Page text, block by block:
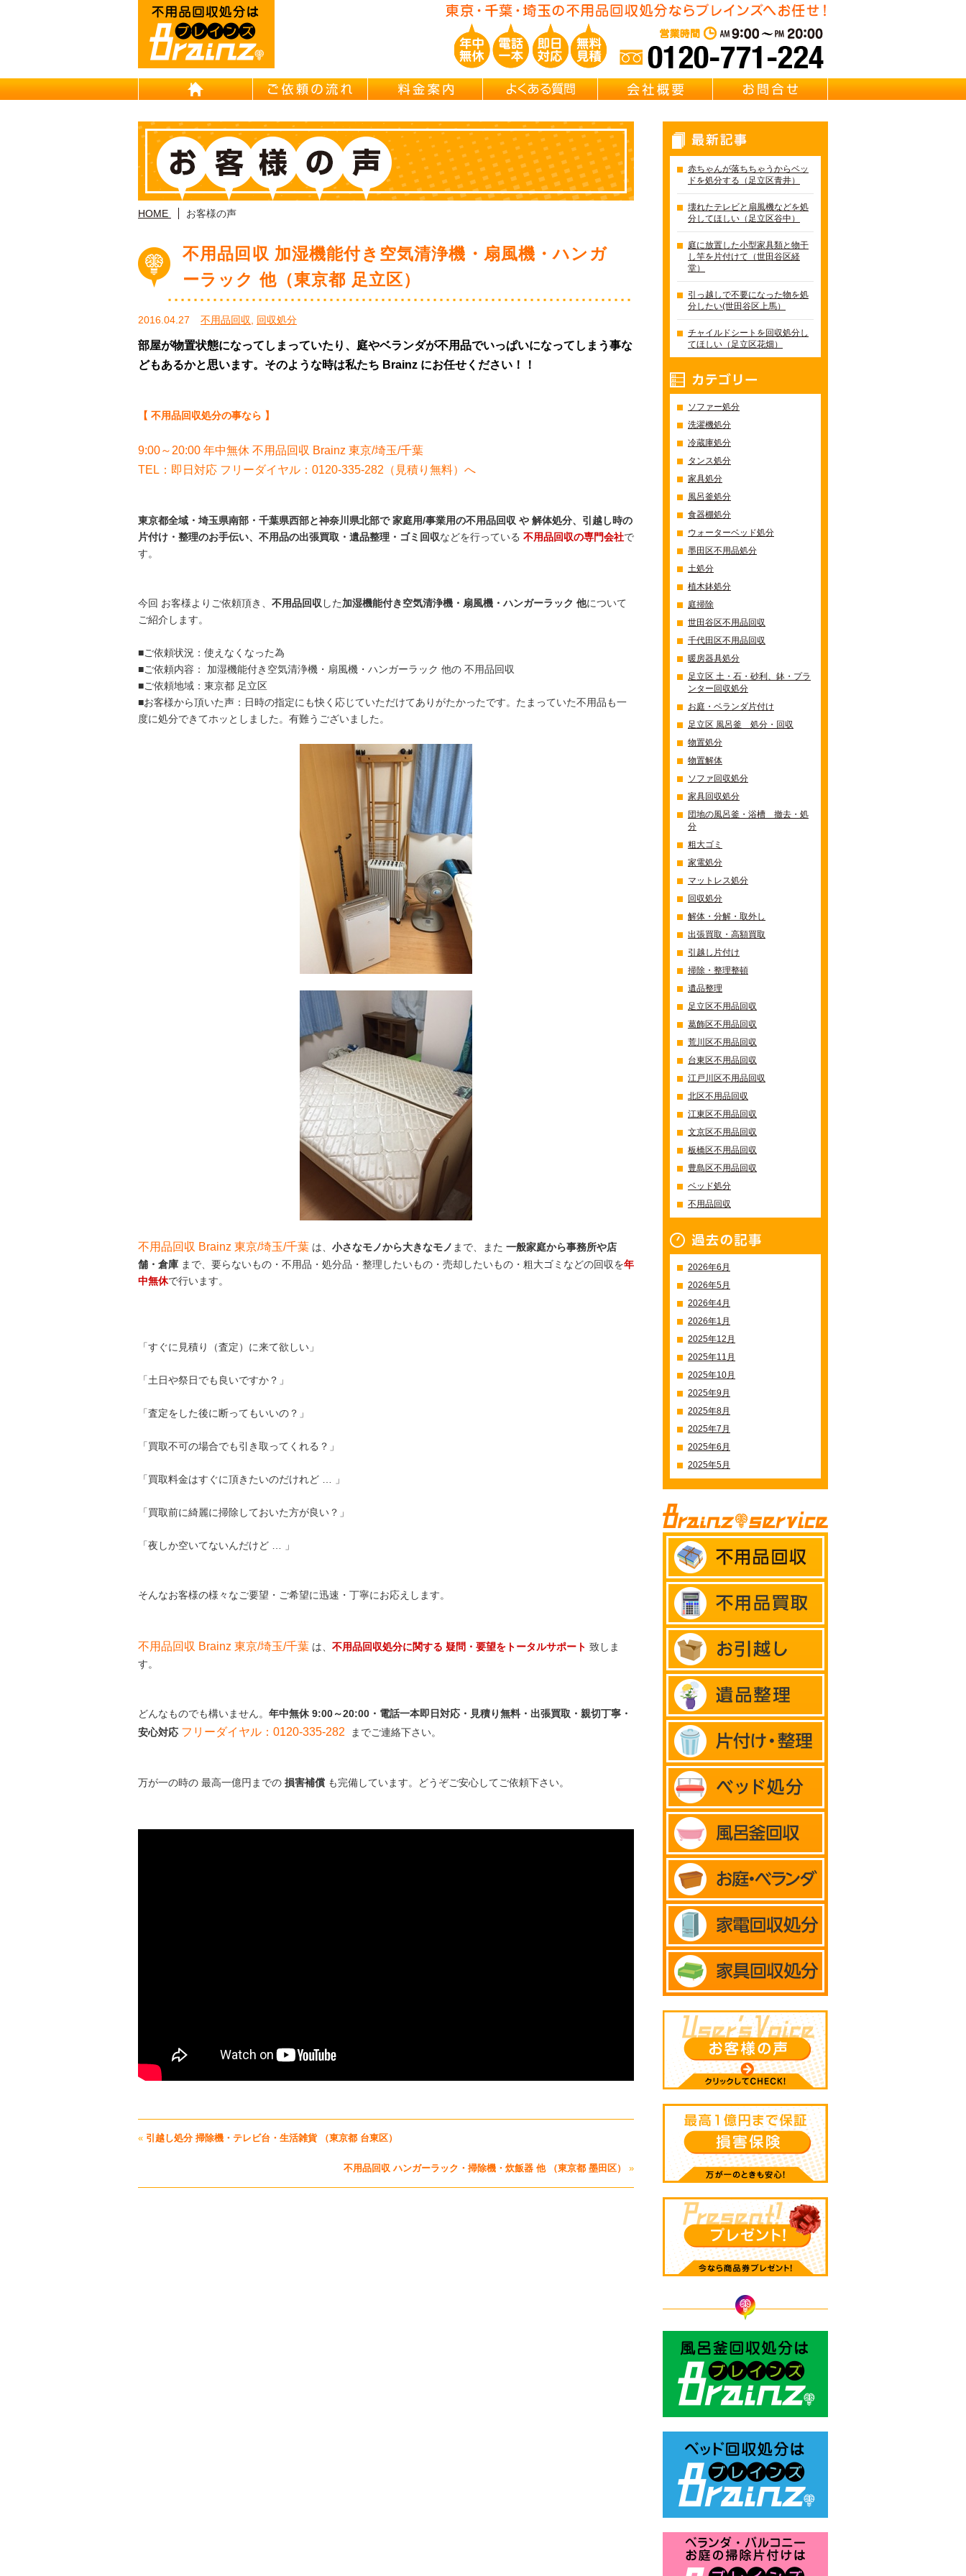
HOME ご依頼の流れ 料金案内 よくある質問 会社概要
HOME お客様の声
不用品回収 加湿機能付き空気清浄機・扇風機・ハンガ
ーラック 他（東京都 足立区）
2016.04.27 不用品回収 回収処分
部屋が物置状態になってしまっていたり、庭やベランダが不用品でいっぱいになってしまう事な
どもあるかと思います。そのような時は私たち Brainz にお任せください！！
【 不用品回収処分の事なら 】
9:00～20:00 年中無休 不用品回収 Brainz 東京/埼玉/千葉
TEL：即日対応 フリーダイヤル：0120-335-282（見積り無料） へ
東京都全域・埼玉県南部・千葉県西部と神奈川県北部で 家庭用/事業用の不用品回収 や 解体処分、引越し時の
片付け・整理のお手伝い、不用品の出張買取・遺品整理・ゴミ回収などを行っている 不用品回収の専門会社で
す。
今回 お客様よりご依頼頂き、 不用品回収 した加湿機能付き空気清浄機・扇風機・ハンガーラック 他について
ご紹介します。
■ご依頼状況：使えなくなった為
■ご依頼内容： 加湿機能付き空気清浄機・扇風機・ハンガーラック 他の 不用品回収
■ご依頼地域：東京都 足立区
■お客様から頂いた声：日時の指定にも快く応じていただけてありがたかったです。たまっていた不用品も一
度に処分できてホッとしました。有難うございました。
不用品回収 Brainz 東京/埼玉/千葉 は、 小さなモノから大きなモノ まで、また 一般家庭から事務所や店
舗・倉庫 まで、要らないもの・不用品・処分品・整理したいもの・売却したいもの・粗大ゴミなどの回収を年
中無休で行います。
「すぐに見積り（査定）に来て欲しい」
「土日や祭日でも良いですか？」
「査定をした後に断ってもいいの？」
「買取不可の場合でも引き取ってくれる？」
「買取料金はすぐに頂きたいのだけれど … 」
「買取前に綺麗に掃除しておいた方が良い？」
「夜しか空いてないんだけど … 」
そんなお客様の様々なご要望・ご希望に迅速・丁寧にお応えします。
不用品回収 Brainz 東京/埼玉/千葉 は、 不用品回収処分に関する 疑問・要望をトータルサポート 致しま
す。
どんなものでも構いません。 年中無休 9:00～20:00・電話一本即日対応・見積り無料・出張買取・親切丁寧・
安心対応 フリーダイヤル：0120-335-282 までご連絡下さい。
万が一の時の 最高一億円までの 損害補償 も完備しています。どうぞご安心してご依頼下さい。
« 引越し処分 掃除機・テレビ台・生活雑貨 （東京都 台東区）
不用品回収 ハンガーラック・掃除機・炊飯器 他 （東京都 墨田区） »
赤ちゃんが落ちちゃうからベッ
ドを処分する（足立区青井）
壊れたテレビと扇風機などを処
分してほしい（足立区谷中）
庭に放置した小型家具類と物干
し竿を片付けて（世田谷区経
堂）
引っ越しで不要になった物を処
分したい(世田谷区上馬）
チャイルドシートを回収処分し
てほしい（足立区花畑）
ソファー処分
洗濯機処分
冷蔵庫処分
タンス処分
家具処分
風呂釜処分
食器棚処分
ウォーターベッド処分
墨田区不用品処分
土処分
植木鉢処分
庭掃除
世田谷区不用品回収
千代田区不用品回収
暖房器具処分
足立区 土・石・砂利、鉢・プラ
ンター回収処分
お庭・ベランダ片付け
足立区 風呂釜 処分・回収
物置処分
物置解体
ソファ回収処分
家具回収処分
団地の風呂釜・浴槽 撤去・処
分
粗大ゴミ
家電処分
マットレス処分
回収処分
解体・分解・取外し
出張買取・高額買取
引越し片付け
掃除・整理整頓
遺品整理
足立区不用品回収
葛飾区不用品回収
荒川区不用品回収
台東区不用品回収
江戸川区不用品回収
北区不用品回収
江東区不用品回収
文京区不用品回収
板橋区不用品回収
豊島区不用品回収
ベッド処分
不用品回収
2026年6月
2026年5月
2026年4月
2026年1月
2025年12月
2025年11月
2025年10月
2025年9月
2025年8月
2025年7月
2025年6月
2025年5月